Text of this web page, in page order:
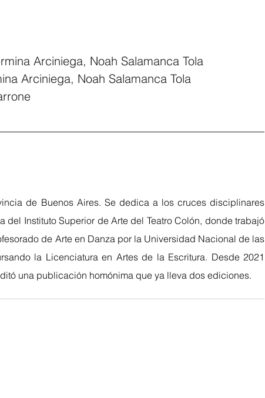
Arciniega, Noah Salamanca Tola
Arciniega, Noah Salamanca Tola
de Buenos Aires. Se dedica a los cruces disciplinares
del Instituto Superior de Arte del Teatro Colón, donde trabajó
de Arte en Danza por la Universidad Nacional de las
la Licenciatura en Artes de la Escritura. Desde 2021
una publicación homónima que ya lleva dos ediciones.